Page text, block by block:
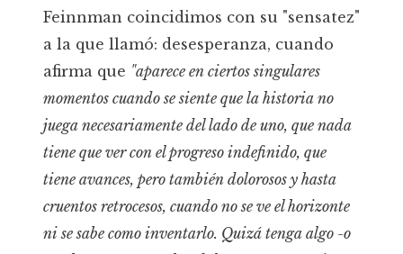
Feinnman coincidimos con su "sensatez"
a la que llamó: desesperanza, cuando
afirma que "aparece en ciertos singulares
momentos cuando se siente que la historia no
juega necesariamente del lado de uno, que nada
tiene que ver con el progreso indefinido, que
tiene avances, pero también dolorosos y hasta
cruentos retrocesos, cuando no se ve el horizonte
ni se sabe como inventarlo. Quizá tenga algo -o